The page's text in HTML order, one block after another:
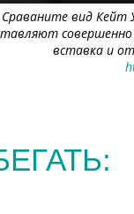
Сраваните вид Кейт
совершенно
вставка и